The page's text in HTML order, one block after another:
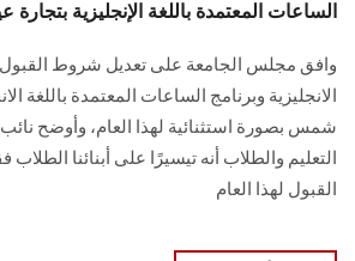
الساعات المعتمدة باللغة الإنجليزية
وافق مجلس الجامعة على تعديل شروط القبول
الانجليزية وبرنامج الساعات المعتمدة باللغة
شمس بصورة استثنائية لهذا العام، وأوضح
التعليم والطلاب أنه تيسيرًا على أبنائنا
القبول لهذا العام